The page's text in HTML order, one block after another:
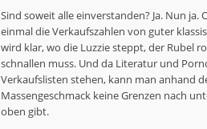
Sind soweit alle einverstanden? Ja. Nun
einmal die Verkaufszahlen von guter
wird klar, wo die Luzzie steppt, der Rubel
schnallen muss. Und da Literatur und
Verkaufslisten stehen, kann man anhand
Massengeschmack keine Grenzen nach
oben gibt.